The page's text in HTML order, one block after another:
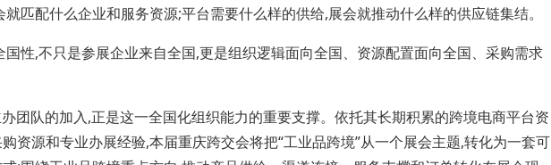
匹配什么企业和服务资源;平台需要什么样的供给,展会就推动什么样的供应链集结。
,不只是参展企业来自全国,更是组织逻辑面向全国、资源配置面向全国、采购需求
队的加入,正是这一全国化组织能力的重要支撑。依托其长期积累的跨境电商平台资
资源和专业办展经验,本届重庆跨交会将把“工业品跨境”从一个展会主题,转化为一套可